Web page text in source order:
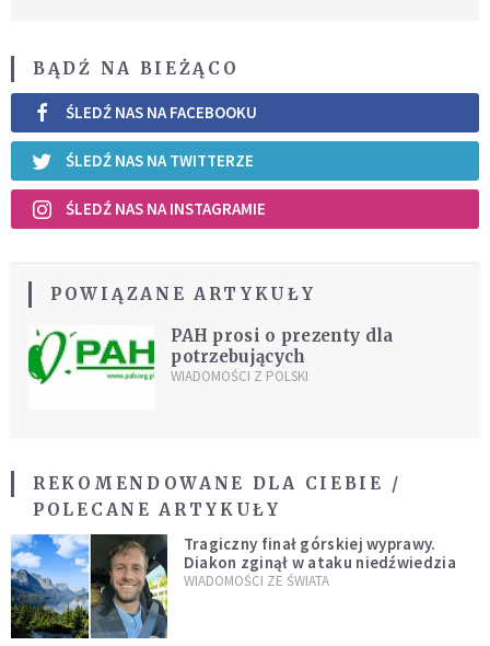
BĄDŹ NA BIEŻĄCO
ŚLEDŹ NAS NA FACEBOOKU
ŚLEDŹ NAS NA TWITTERZE
ŚLEDŹ NAS NA INSTAGRAMIE
POWIĄZANE ARTYKUŁY
PAH prosi o prezenty dla
potrzebujących
WIADOMOŚCI Z POLSKI
REKOMENDOWANE DLA CIEBIE /
POLECANE ARTYKUŁY
Tragiczny finał górskiej wyprawy.
Diakon zginął w ataku niedźwiedzia
WIADOMOŚCI ZE ŚWIATA